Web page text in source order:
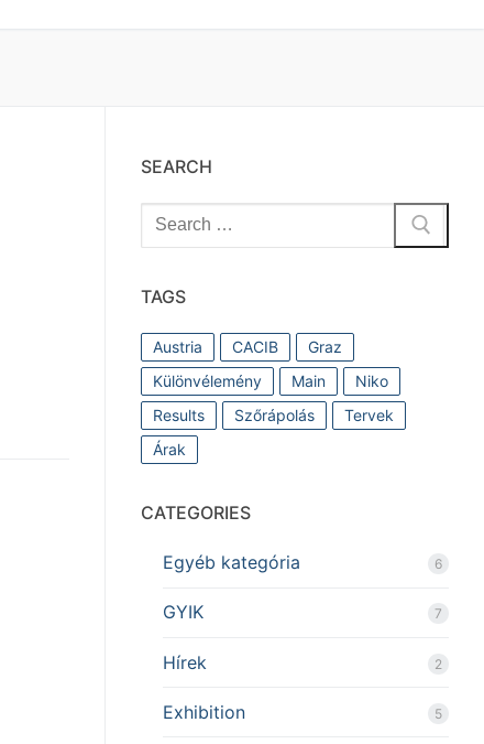
SEARCH
Search
for:
TAGS
Austria CACIB
Graz
Különvélemény
Main
Niko
Results
Szőrápolás
Tervek
Árak
CATEGORIES
Egyéb kategória 6
GYIK 7
Hírek 2
Exhibition 5